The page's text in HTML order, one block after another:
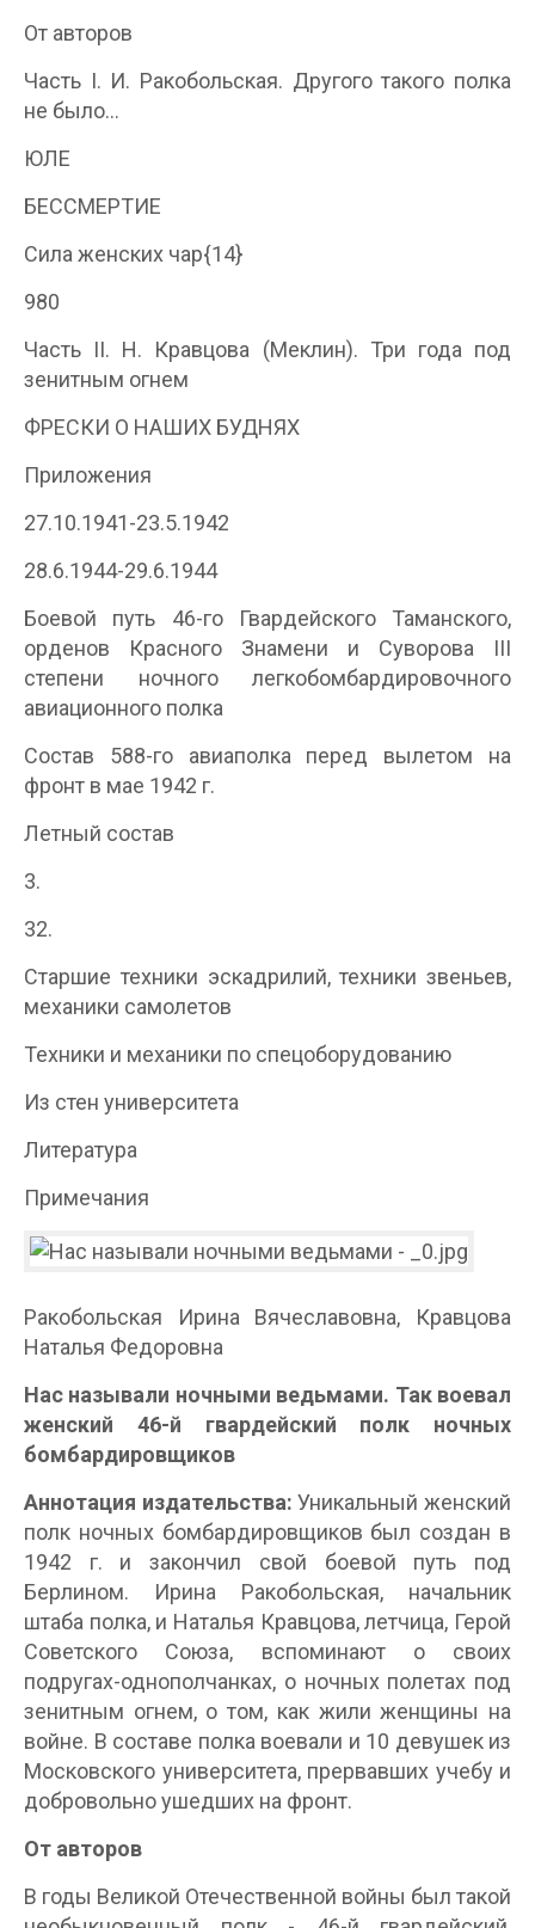
От авторов
Часть I. И. Ракобольская. Другого такого полка
не было…
ЮЛЕ
БЕССМЕРТИЕ
Сила женских чар{14}
980
Часть II. Н. Кравцова (Меклин). Три года под
зенитным огнем
ФРЕСКИ О НАШИХ БУДНЯХ
Приложения
27.10.1941-23.5.1942
28.6.1944-29.6.1944
Боевой путь 46-го Гвардейского Таманского,
орденов Красного Знамени и Суворова III
степени ночного легкобомбардировочного
авиационного полка
Состав 588-го авиаполка перед вылетом на
фронт в мае 1942 г.
Летный состав
3.
32.
Старшие техники эскадрилий, техники звеньев,
механики самолетов
Техники и механики по спецоборудованию
Из стен университета
Литература
Примечания
Ракобольская Ирина Вячеславовна, Кравцова
Наталья Федоровна
Нас называли ночными ведьмами. Так воевал
женский 46-й гвардейский полк ночных
бомбардировщиков
Аннотация издательства: Уникальный женский
полк ночных бомбардировщиков был создан в
1942 г. и закончил свой боевой путь под
Берлином. Ирина Ракобольская, начальник
штаба полка, и Наталья Кравцова, летчица, Герой
Советского Союза, вспоминают о своих
подругах-однополчанках, о ночных полетах под
зенитным огнем, о том, как жили женщины на
войне. В составе полка воевали и 10 девушек из
Московского университета, прервавших учебу и
добровольно ушедших на фронт.
От авторов
В годы Великой Отечественной войны был такой